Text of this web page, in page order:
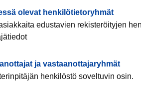
olevat henkilötietoryhmät
edustavien rekisteröityjen
ja vastaanottajaryhmät
henkilöstö soveltuvin osin.